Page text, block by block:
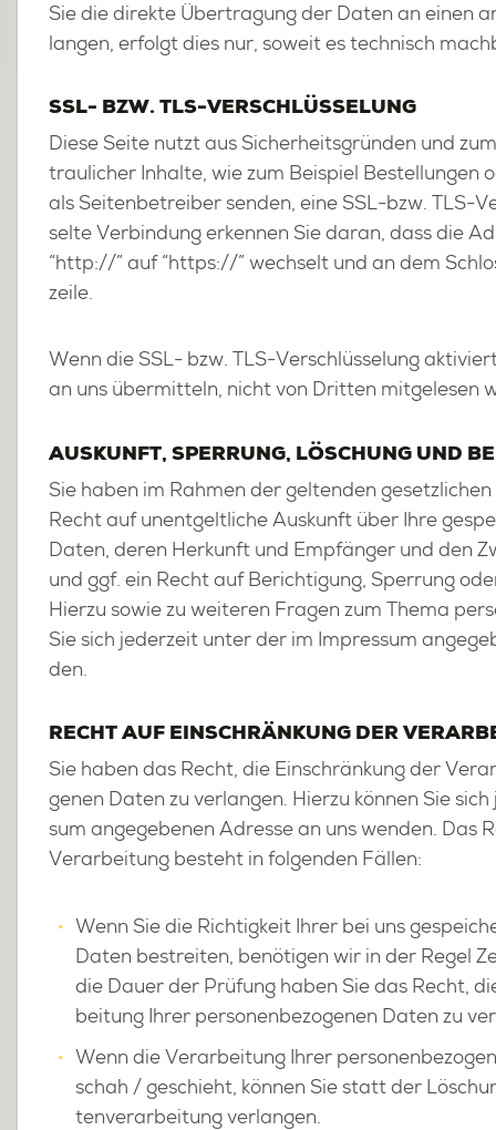
Sie die di­rek­te Über­tra­gung der Daten an einen
lan­gen, er­folgt dies nur, so­weit es tech­nisch
SSL- BZW. TLS-VER­SCHLÜS­SE­LUNG
Diese Seite nutzt aus Si­cher­heits­grün­den und
trau­li­cher In­hal­te, wie zum Bei­spiel Be­stel­lun­gen
als Sei­ten­be­trei­ber sen­den, eine SSL-bzw. TLS-
sel­te Ver­bin­dung er­ken­nen Sie daran, dass die
“http://” auf “https://” wech­selt und an dem
zei­le.
Wenn die SSL- bzw. TLS-Ver­schlüs­se­lung
an uns über­mit­teln, nicht von Drit­ten mit­ge­le­sen
AUS­KUNFT, SPER­RUNG, LÖ­SCHUNG UND
Sie haben im Rah­men der gel­ten­den
Recht auf un­ent­gelt­li­che Aus­kunft über Ihre
Daten, deren Her­kunft und Emp­fän­ger und den
und ggf. ein Recht auf Be­rich­ti­gung, Sper­rung
Hier­zu sowie zu wei­te­ren Fra­gen zum Thema
Sie sich je­der­zeit unter der im Im­pres­sum
den.
RECHT AUF EIN­SCHRÄN­KUNG DER
Sie haben das Recht, die Ein­schrän­kung der
ge­nen Daten zu ver­lan­gen. Hier­zu kön­nen Sie
sum an­ge­ge­be­nen Adres­se an uns wen­den. Das
Ver­ar­bei­tung be­steht in fol­gen­den Fäl­len:
Wenn Sie die Rich­tig­keit Ihrer bei uns
Daten be­strei­ten, be­nö­ti­gen wir in der Regel
die Dauer der Prü­fung haben Sie das Recht,
bei­tung Ihrer per­so­nen­be­zo­ge­nen Daten zu
Wenn die Ver­ar­bei­tung Ihrer
schah / ge­schieht, kön­nen Sie statt der
ten­ver­ar­bei­tung ver­lan­gen.